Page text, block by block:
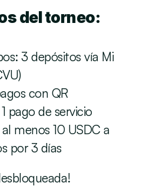
del torneo:
3 depósitos vía Mi
con QR
pago de servicio
menos 10 USDC a
por 3 días